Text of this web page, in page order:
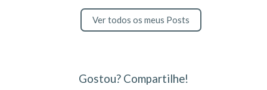
Ver todos os meus Posts
Gostou? Compartilhe!